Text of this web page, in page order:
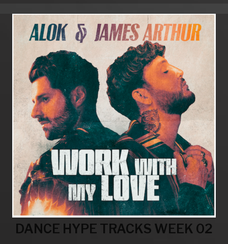
DANCE HYPE TRACKS WEEK 02